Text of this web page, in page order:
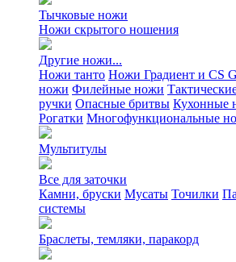
Тычковые ножи
Ножи скрытого ношения
Другие ножи...
Ножи танто Ножи Градиент и CS
ножи Филейные ножи
ручки Опасные бритвы Кухонные
Рогатки Многофункциональные
Мультитулы
Все для заточки
Камни, бруски Мусаты Точилки
системы
Браслеты, темляки, паракорд